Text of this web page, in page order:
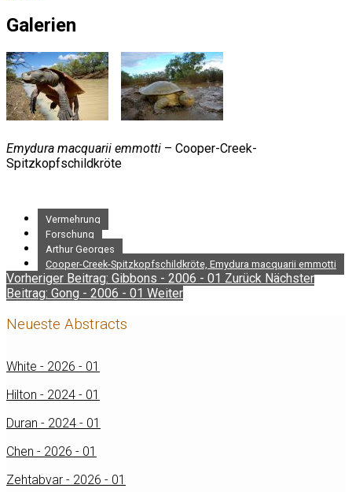
Galerien
Emydura macquarii emmotti – Cooper-Creek-
Spitzkopfschildkröte
Vermehrung
Forschung
Arthur Georges
Cooper-Creek-Spitzkopfschildkröte, Emydura macquarii emmotti
Vorheriger Beitrag: Gibbons - 2006 - 01 Zurück Nächster
Beitrag: Gong - 2006 - 01 Weiter
Neueste Abstracts
White - 2026 - 01
Hilton - 2024 - 01
Duran - 2024 - 01
Chen - 2026 - 01
Zehtabvar - 2026 - 01